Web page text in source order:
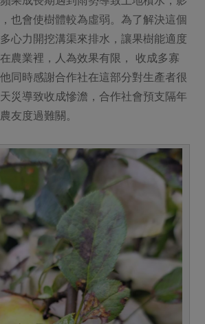
也會使樹體較為虛弱。為了解決這個
心力開挖溝渠來排水，讓果樹能適度
農業裡，人為效果有限， 收成多寡
同時感謝合作社在這部分對生產者很
災導致收成慘澹，合作社會預支隔年
友度過難關。